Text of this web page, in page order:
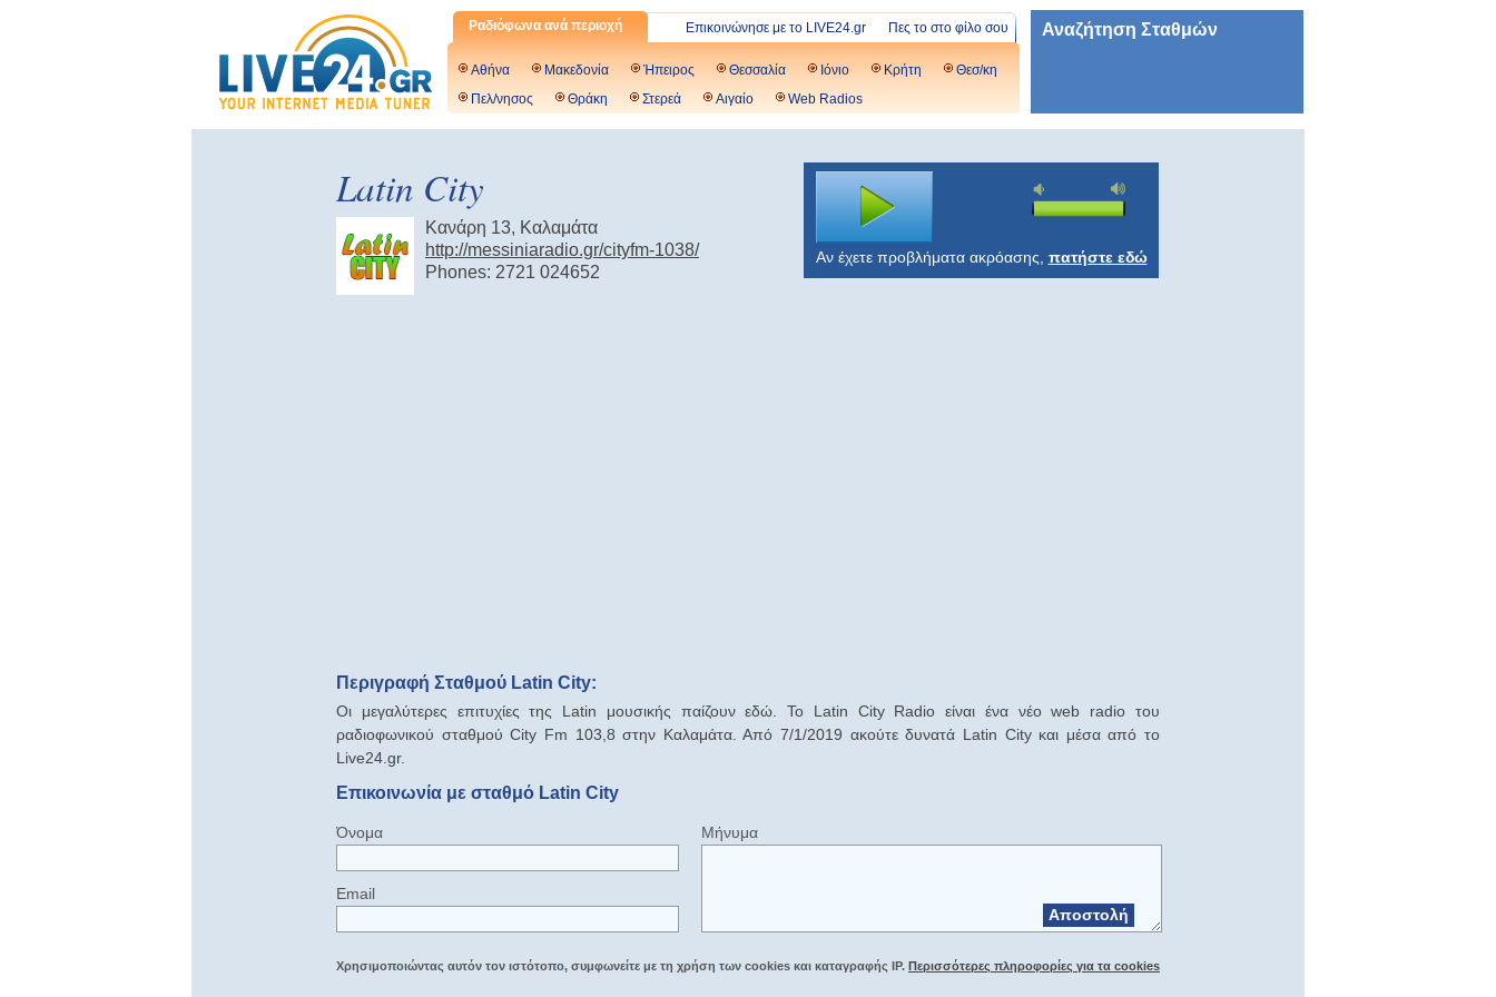
Ραδιόφωνα ανά περιοχή Πες το στο φίλο σου
Επικοινώνησε με το LIVE24.gr
Αθήνα Μακεδονία Ήπειρος Θεσσαλία Ιόνιο Κρήτη
Θεσ/κη
Πελ/νησος
Θράκη Στερεά Αιγαίο Web Radios
Αναζήτηση Σταθμών
Latin City
Κανάρη 13, Καλαμάτα
http://messiniaradio.gr/cityfm-1038/
Phones: 2721 024652
Αν έχετε προβλήματα ακρόασης, πατήστε εδώ
Περιγραφή Σταθμού Latin City:
Οι μεγαλύτερες επιτυχίες της Latin μουσικής παίζουν εδώ. Το Latin City Radio είναι ένα νέο web radio του
ραδιοφωνικού σταθμού City Fm 103,8 στην Καλαμάτα. Από 7/1/2019 ακούτε δυνατά Latin City και μέσα από το
Live24.gr.
Επικοινωνία με σταθμό Latin City
Όνομα
Email
Μήνυμα
Αποστολή
Χρησιμοποιώντας αυτόν τον ιστότοπο, συμφωνείτε με τη χρήση των cookies και καταγραφής IP. Περισσότερες πληροφορίες για τα cookies